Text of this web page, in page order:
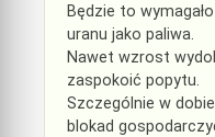
Będzie to
uranu jako paliwa.
Nawet wzrost
zaspokoić popytu.
Szczególnie w
blokad